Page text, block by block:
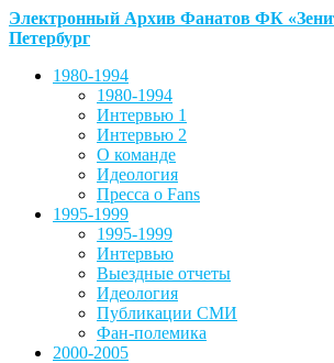
Электронный Архив Фанатов ФК
Петербург
1980-1994
1980-1994
Интервью 1
Интервью 2
О команде
Идеология
Пресса о Fans
1995-1999
1995-1999
Интервью
Выездные отчеты
Идеология
Публикации СМИ
Фан-полемика
2000-2005